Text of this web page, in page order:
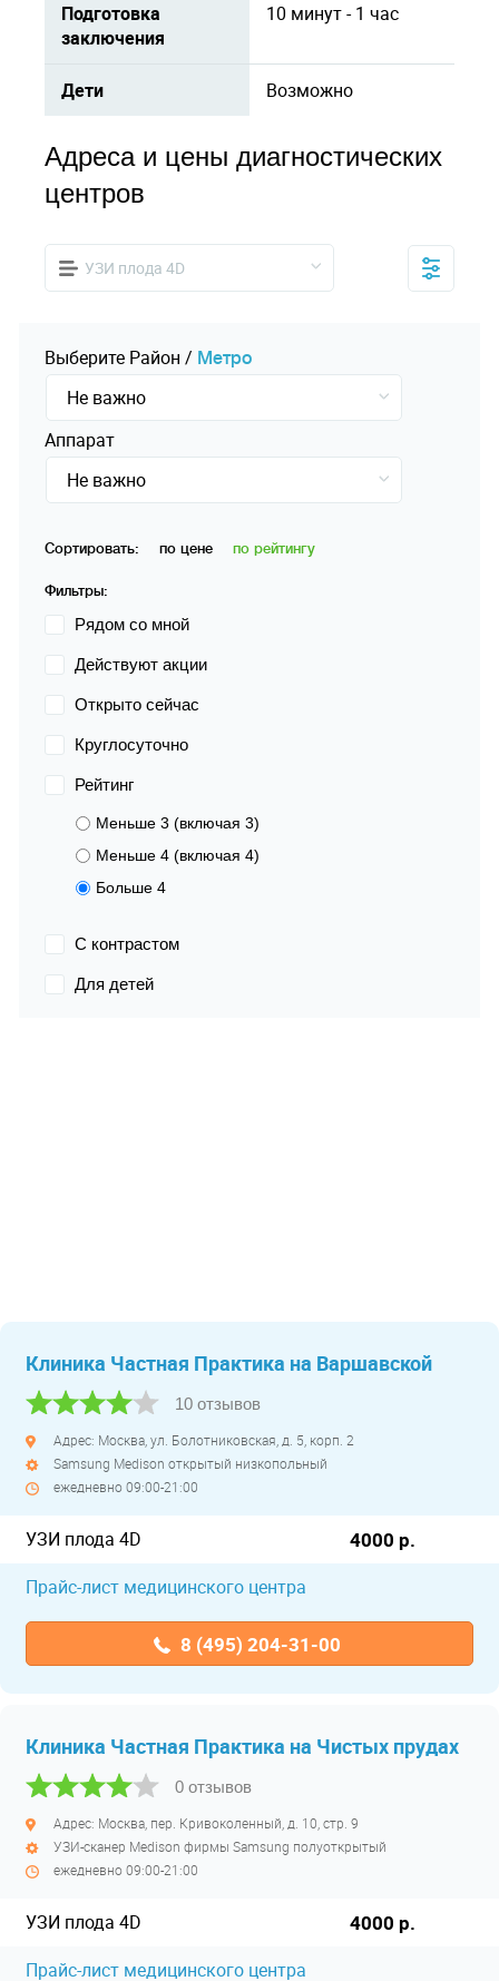
Подготовка
заключения
10 минут - 1 час
Дети Возможно
Адреса и цены диагностических
центров
УЗИ плода 4D
Выберите Pайон / Mетро
Не важно
Аппарат
Не важно
Сортировать: по цене по рейтингу
Фильтры:
Рядом со мной
Действуют акции
Открыто сейчас
Круглосуточно
Рейтинг
Меньше 3 (включая 3)
Меньше 4 (включая 4)
Больше 4
С контрастом
Для детей
Клиника Частная Практика на Варшавской
10 отзывов
Адрес: Москва, ул. Болотниковская, д. 5, корп. 2
Samsung Medison открытый низкопольный
ежедневно 09:00-21:00
УЗИ плода 4D 4000 р.
Прайс-лист медицинского центра
8 (495) 204-31-00
Клиника Частная Практика на Чистых прудах
0 отзывов
Адрес: Москва, пер. Кривоколенный, д. 10, стр. 9
УЗИ-сканер Medison фирмы Samsung полуоткрытый
ежедневно 09:00-21:00
УЗИ плода 4D 4000 р.
Прайс-лист медицинского центра